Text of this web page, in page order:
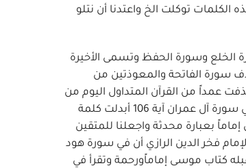
توكلت الخ واعتدنا أن نتلو
الخلع وسورة الحفظ وتسمى الأخيرة
سورة الفاتحة والمعوذتين من
عمداً من القرآن المتداول اليوم من
ذلك في سورة النساء آية 136 و164 وسورة المائدة آية 71 وسورة الشعراء آية 288 وقالوا أن في سورة آل عمران آية 106 أبدلت كلمة
لنا من المتقين إماماً بعبارة محدثة واجعلنا للمتقين
آية 39 أحدثوها عمداً وقد سلم الإمام فخر الدين الرازي أن في سورة هود
كتاب موسى إماماًورحمة وتقرأ في